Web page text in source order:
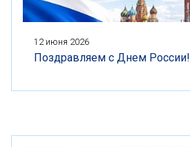
12 июня 2026
Поздравляем с Днем России!